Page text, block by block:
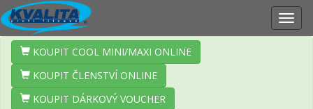
KOUPIT COOL MINI/MAXI ONLINE
KOUPIT ČLENSTVÍ ONLINE
KOUPIT DÁRKOVÝ VOUCHER